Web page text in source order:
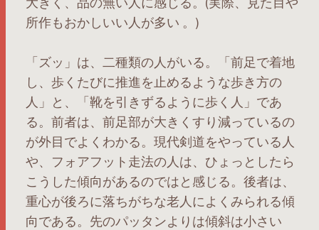
所作もおかしいい人が多い 。)
「ズッ」は、二種類の人がいる。「前足で着地
し、歩くたびに推進を止めるような歩き方の
人」と、「靴を引きずるように歩く人」であ
る。前者は、前足部が大きくすり減っているの
が外目でよくわかる。現代剣道をやっている人
や、フォアフット走法の人は、ひょっとしたら
こうした傾向があるのではと感じる。後者は、
重心が後ろに落ちがちな老人によくみられる傾
向である。先のパッタンよりは傾斜は小さい